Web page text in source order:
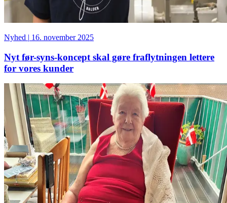
Nyhed | 16. november 2025
Nyt før-syns-koncept skal gøre fraflytningen lettere
for vores kunder